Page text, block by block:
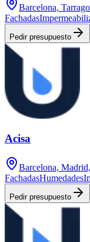
Barcelona,
Fachadas
Pedir presupuesto
Acisa
Barcelona,
FachadasHumedades
Pedir presupuesto